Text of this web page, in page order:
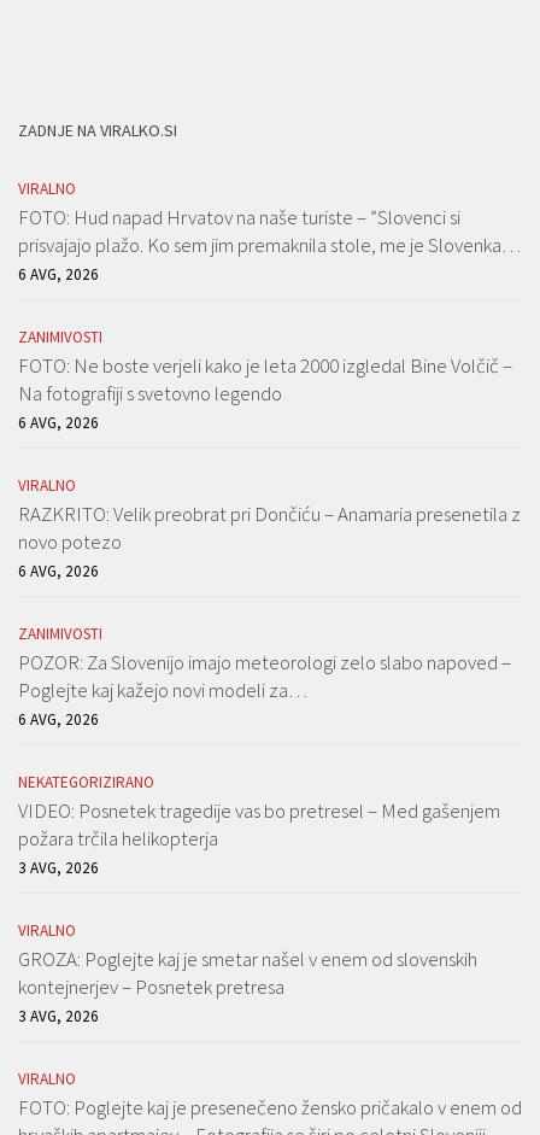
ZADNJE NA VIRALKO.SI
VIRALNO
FOTO: Hud napad Hrvatov na naše turiste – ”Slovenci si
prisvajajo plažo. Ko sem jim premaknila stole, me je Slovenka…
6 AVG, 2026
ZANIMIVOSTI
FOTO: Ne boste verjeli kako je leta 2000 izgledal Bine Volčič –
Na fotografiji s svetovno legendo
6 AVG, 2026
VIRALNO
RAZKRITO: Velik preobrat pri Dončiću – Anamaria presenetila z
novo potezo
6 AVG, 2026
ZANIMIVOSTI
POZOR: Za Slovenijo imajo meteorologi zelo slabo napoved –
Poglejte kaj kažejo novi modeli za…
6 AVG, 2026
NEKATEGORIZIRANO
VIDEO: Posnetek tragedije vas bo pretresel – Med gašenjem
požara trčila helikopterja
3 AVG, 2026
VIRALNO
GROZA: Poglejte kaj je smetar našel v enem od slovenskih
kontejnerjev – Posnetek pretresa
3 AVG, 2026
VIRALNO
FOTO: Poglejte kaj je presenečeno žensko pričakalo v enem od